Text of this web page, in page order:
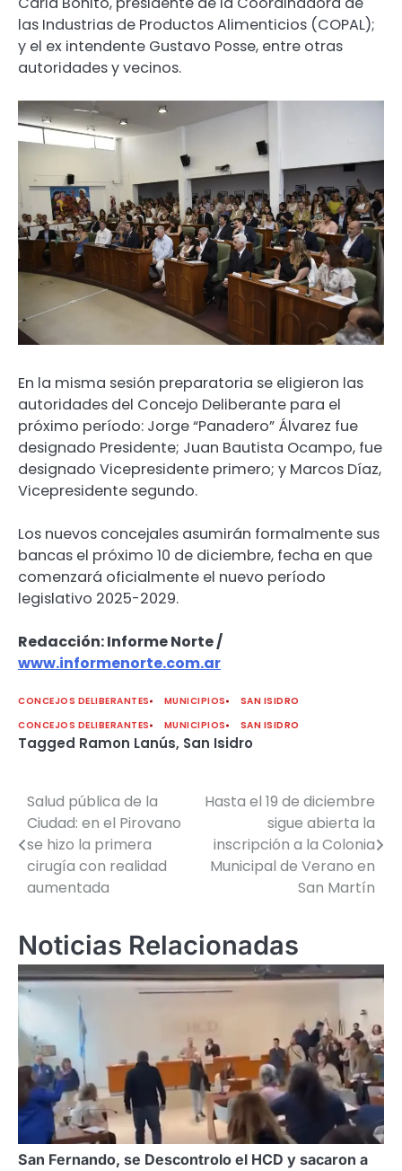
las Industrias de Productos Alimenticios (COPAL);
y el ex intendente Gustavo Posse, entre otras
autoridades y vecinos.
En la misma sesión preparatoria se eligieron las
autoridades del Concejo Deliberante para el
próximo período: Jorge “Panadero” Álvarez fue
designado Presidente; Juan Bautista Ocampo, fue
designado Vicepresidente primero; y Marcos Díaz,
Vicepresidente segundo.
Los nuevos concejales asumirán formalmente sus
bancas el próximo 10 de diciembre, fecha en que
comenzará oficialmente el nuevo período
legislativo 2025-2029.
Redacción: Informe Norte /
www.informenorte.com.ar
CONCEJOS DELIBERANTES MUNICIPIOS
SAN ISIDRO
CONCEJOS DELIBERANTES
MUNICIPIOS SAN ISIDRO
Tagged Ramon Lanús, San Isidro
Navegación
de
entradas
Salud pública de la
Ciudad: en el Pirovano
se hizo la primera
cirugía con realidad
aumentada
Hasta el 19 de diciembre
sigue abierta la
inscripción a la Colonia
Municipal de Verano en
San Martín
Noticias Relacionadas
San Fernando, se Descontrolo el HCD y sacaron a